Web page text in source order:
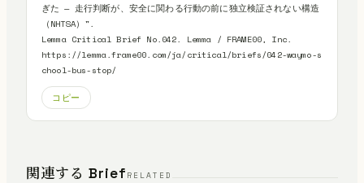
ぎた — 走行判断が、安全に関わる行動の前に独立検証されない構造
（NHTSA）".
Lemma Critical Brief No.042. Lemma / FRAME00, Inc.
https://lemma.frame00.com/ja/critical/briefs/042-waymo-s
chool-bus-stop/
コピー
関連する Brief RELATED